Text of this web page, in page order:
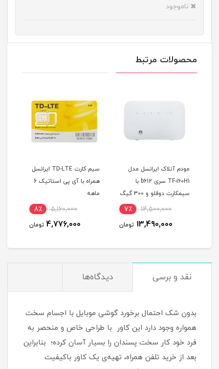
ناموجود
محصولات مرتبط
مودم آنلاک ایرانسل مدل
TF-i60H1 سری b612 با
سیمکارت دوقلو و 300 گیگ
اینترنت یکساله
14,500,000 7٪
13,490,000 تومان
سیم کارت TD-LTE ایرانسل
همراه با آی پی استاتیک 6
ماهه
5,160,000 8٪
4,776,000 تومان
نقد و برسی دیدگاه‌ها
بدون شک احتمال برخورد گوشی موبایل با اجسام سخت
همواره وجود دارد این کاور با طراحی خاص و منحصر به
فرد خود کار سخت پسندان را بسیار آسان کرده؛ بنابراین
بعد از خرید تلفن همراه، تهیه‌ی یک کاور با‌کیفیت